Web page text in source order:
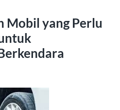
Mobil yang Perlu